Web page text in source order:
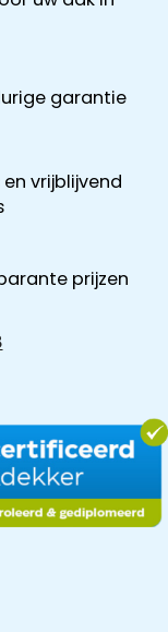
garantie
vrijblijvend
prijzen